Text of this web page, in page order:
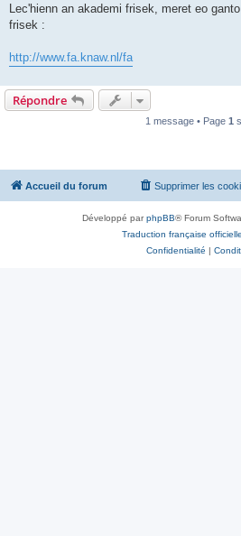
s
a
Lec'hienn an akademi frisek, meret eo
frisek :
http://www.fa.knaw.nl/fa
Répondre
1 message • Page 1
Accueil du forum Supprimer les
Développé parphpBB® Forum
Traduction française officielle
Confidentialité |